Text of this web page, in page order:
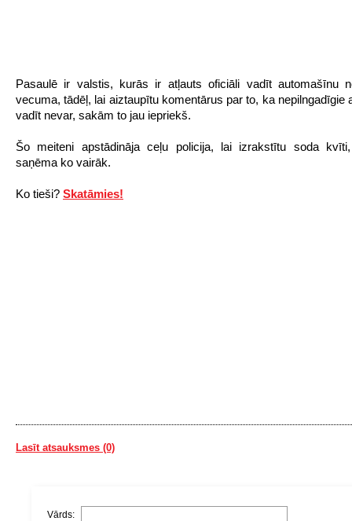
Pasaulē ir valstis, kurās ir atļauts oficiāli vadīt automašīnu
vecuma, tādēļ, lai aiztaupītu komentārus par to, ka nepilngadīgie
vadīt nevar, sakām to jau iepriekš.
Šo meiteni apstādināja ceļu policija, lai izrakstītu soda
saņēma ko vairāk.
Ko tieši? Skatāmies!
Lasīt atsauksmes (0)
Vārds: